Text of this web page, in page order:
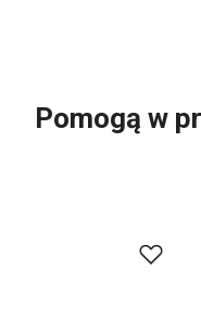
Pomogą w